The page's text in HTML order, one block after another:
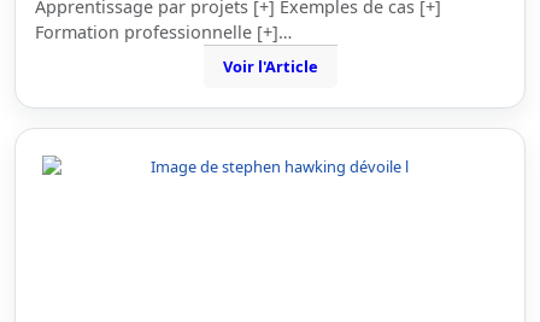
Apprentissage par projets [+] Exemples de cas [+]
Formation professionnelle [+]…
Voir l'Article